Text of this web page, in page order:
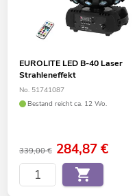
EUROLITE LED B-40 Laser
Strahleneffekt
No. 51741087
Bestand reicht ca. 12 Wo.
339,00 € 284,87€